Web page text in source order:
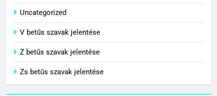
Uncategorized
V betűs szavak jelentése
Z betűs szavak jelentése
Zs betűs szavak jelentése